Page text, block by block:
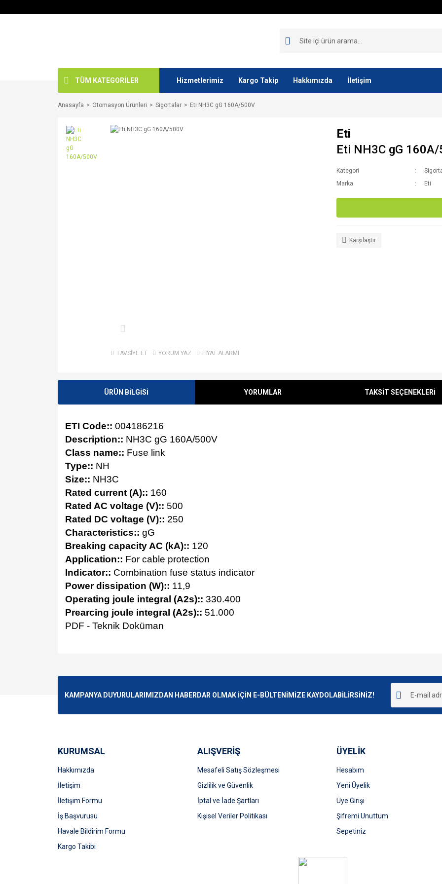
TÜM KATEGORİLER Hizmetlerimiz Kargo Takip Hakkımızda İletişim
Anasayfa Otomasyon Ürünleri Sigortalar Eti NH3C gG 160A/500V
TAVSİYE ET YORUM YAZ FİYAT ALARMI
Eti
Eti NH3C gG
Kategori
Marka
Eti
Karşılaştır
ÜRÜN BİLGİSİ YORUMLAR TAKSİT SEÇENEKLERİ
ETI Code:: 004186216
Description:: NH3C gG 160A/500V
Class name:: Fuse link
Type:: NH
Size:: NH3C
Rated current (A):: 160
Rated AC voltage (V):: 500
Rated DC voltage (V):: 250
Characteristics:: gG
Breaking capacity AC (kA):: 120
Application:: For cable protection
Indicator:: Combination fuse status indicator
Power dissipation (W):: 11,9
Operating joule integral (A2s):: 330.400
Prearcing joule integral (A2s):: 51.000
PDF - Teknik Doküman
Ürün resmi kalitesiz, bozuk veya görüntülenemiyor.
Bu ürüne benzer farklı alternatifler olmalı.
Gönder
KAMPANYA DUYURULARIMIZDAN HABERDAR OLMAK İÇİN E-BÜLTENİMİZE KAYDOLABİLİRSİNİZ!
KURUMSAL
Hakkımızda
İletişim
İletişim Formu
İş Başvurusu
Havale Bildirim Formu
Kargo Takibi
ALIŞVERİŞ
Mesafeli Satış Sözleşmesi
Gizlilik ve Güvenlik
İptal ve İade Şartları
Kişisel Veriler Politikası
ÜYELİK
Hesabım
Yeni Üyelik
Üye Girişi
Şifremi Unuttum
Sepetiniz